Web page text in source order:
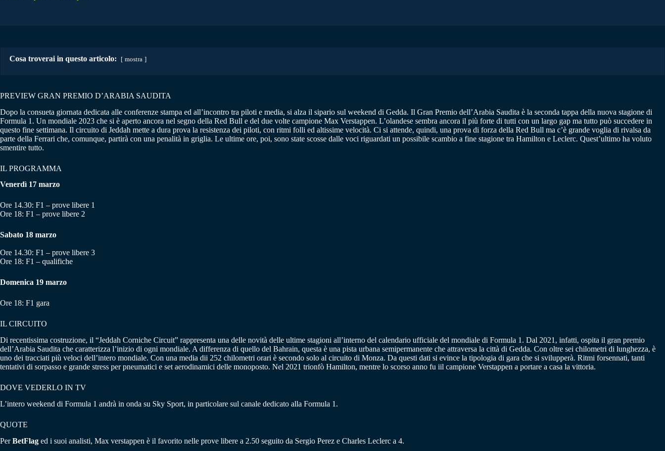
Cosa troverai in questo articolo: mostra
PREVIEW GRAN PREMIO D’ARABIA SAUDITA
Dopo la consueta giornata dedicata alle conferenze stampa ed all’incontro tra piloti e media, si alza il sipario sul weekend di Gedda. Il Gran Premio dell’Arabia Saudita è la seconda tappa della nuova stagione di
Formula 1. Un mondiale 2023 che si è aperto ancora nel segno della Red Bull e del due volte campione Max Verstappen. L’olandese sembra ancora il più forte di tutti con un largo gap ma tutto può succedere in
questo fine settimana. Il circuito di Jeddah mette a dura prova la resistenza dei piloti, con ritmi folli ed altissime velocità. Ci si attende, quindi, una prova di forza della Red Bull ma c’è grande voglia di rivalsa da
parte della Ferrari che, comunque, partirà con una penalità in griglia. Le ultime ore, poi, sono state scosse dalle voci riguardati un possibile scambio a fine stagione tra Hamilton e Leclerc. Quest’ultimo ha voluto
smentire tutto.
IL PROGRAMMA
Venerdì 17 marzo
Ore 14.30: F1 – prove libere 1
Ore 18: F1 – prove libere 2
Sabato 18 marzo
Ore 14.30: F1 – prove libere 3
Ore 18: F1 – qualifiche
Domenica 19 marzo
Ore 18: F1 gara
IL CIRCUITO
Di recentissima costruzione, il “Jeddah Corniche Circuit” rappresenta una delle novità delle ultime stagioni all’interno del calendario ufficiale del mondiale di Formula 1. Dal 2021, infatti, ospita il gran premio
dell’Arabia Saudita che caratterizza l’inizio di ogni mondiale. A differenza di quello del Bahrain, questa è una pista urbana semipermanente che attraversa la città di Gedda. Con oltre sei chilometri di lunghezza, è
uno dei tracciati più veloci dell’intero mondiale. Con una media dii 252 chilometri orari è secondo solo al circuito di Monza. Da questi dati si evince la tipologia di gara che si svilupperà. Ritmi forsennati, tanti
tentativi di sorpasso e grande stress per pneumatici e set aerodinamici delle monoposto. Nel 2021 trionfò Hamilton, mentre lo scorso anno fu iil campione Verstappen a portare a casa la vittoria.
DOVE VEDERLO IN TV
L’intero weekend di Formula 1 andrà in onda su Sky Sport, in particolare sul canale dedicato alla Formula 1.
QUOTE
PerBetFlag ed i suoi analisti, Max verstappen è il favorito nelle prove libere a 2.50 seguito da Sergio Perez e Charles Leclerc a 4.